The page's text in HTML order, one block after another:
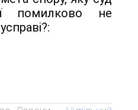
помилково не